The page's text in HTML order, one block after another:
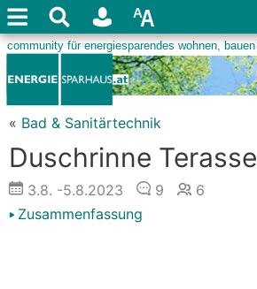
« Bad & Sanitärtechnik
Duschrinne Terasse
3.8. -5.8.2023 9
6
Zusammenfassung